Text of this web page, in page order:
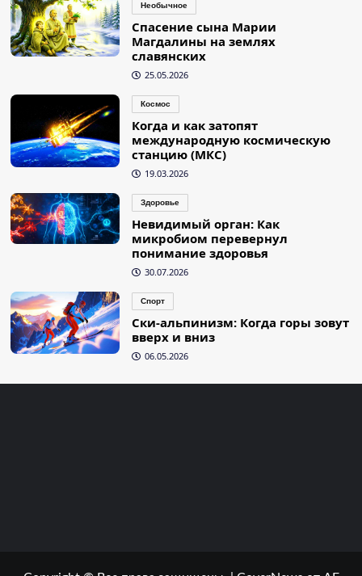
Необычное
Спасение сына Марии
Магдалины на землях
славянских
25.05.2026
Космос
Когда и как затопят
международную космическую
станцию (МКС)
19.03.2026
Здоровье
Невидимый орган: Как
микробиом перевернул
понимание здоровья
30.07.2026
Спорт
Ски-альпинизм: Когда горы зовут
вверх и вниз
06.05.2026